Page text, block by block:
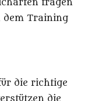
tragen
dem Training
die richtige
die